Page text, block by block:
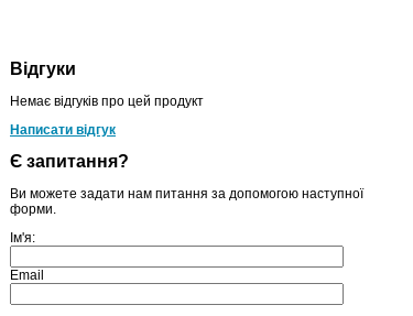
Відгуки
Немає відгуків про цей продукт
Написати відгук
Є запитання?
Ви можете задати нам питання за допомогою наступної
форми.
Ім'я:
Email